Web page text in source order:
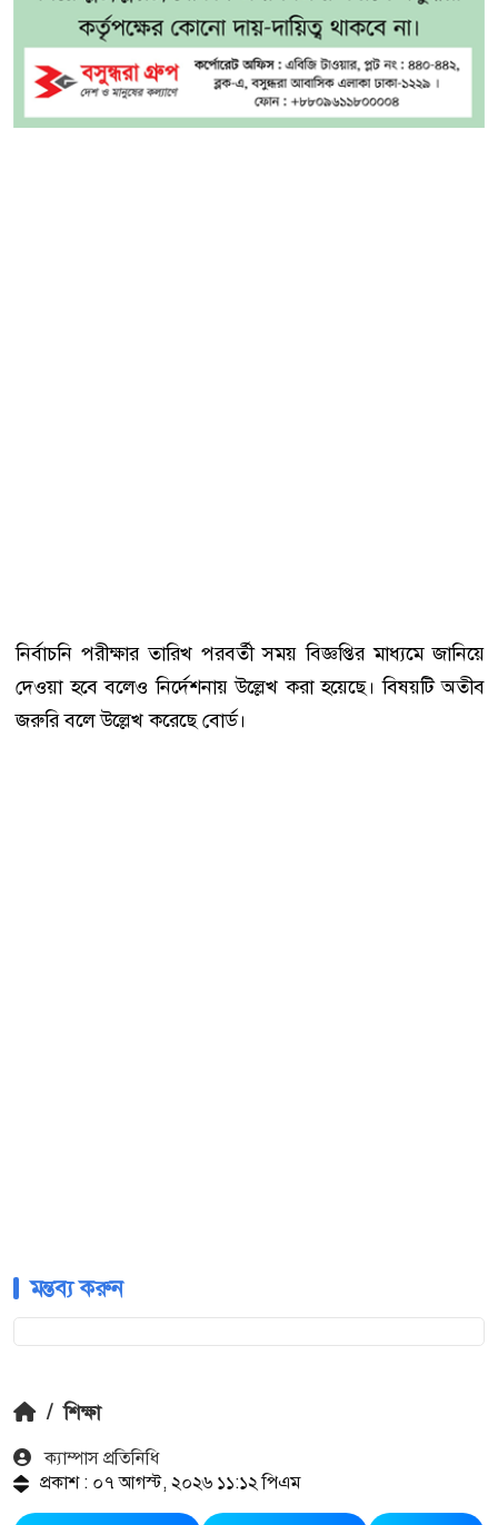
নির্বাচনি পরীক্ষার তারিখ পরবর্তী সময় বিজ্ঞপ্তির মাধ্যমে জানিয়ে
দেওয়া হবে বলেও নির্দেশনায় উল্লেখ করা হয়েছে। বিষয়টি অতীব
জরুরি বলে উল্লেখ করেছে বোর্ড।
মন্তব্য করুন
/ শিক্ষা
ক‍্যাম্পাস প্রতিনিধি
প্রকাশ : ০৭ আগস্ট, ২০২৬ ১১:১২ পিএম